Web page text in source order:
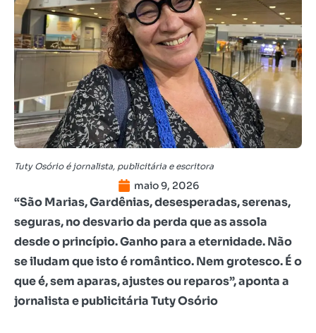
Tuty Osório é jornalista, publicitária e escritora
maio 9, 2026
“São Marias, Gardênias, desesperadas, serenas,
seguras, no desvario da perda que as assola
desde o princípio. Ganho para a eternidade. Não
se iludam que isto é romântico. Nem grotesco. É o
que é, sem aparas, ajustes ou reparos”, aponta a
jornalista e publicitária Tuty Osório